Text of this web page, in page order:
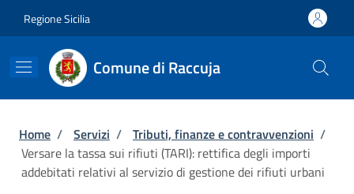
Regione Sicilia
Comune di Raccuja
Briciole di pane
Home / Servizi / Tributi, finanze e contravvenzioni /
Versare la tassa sui rifiuti (TARI): rettifica degli importi
addebitati relativi al servizio di gestione dei rifiuti urbani